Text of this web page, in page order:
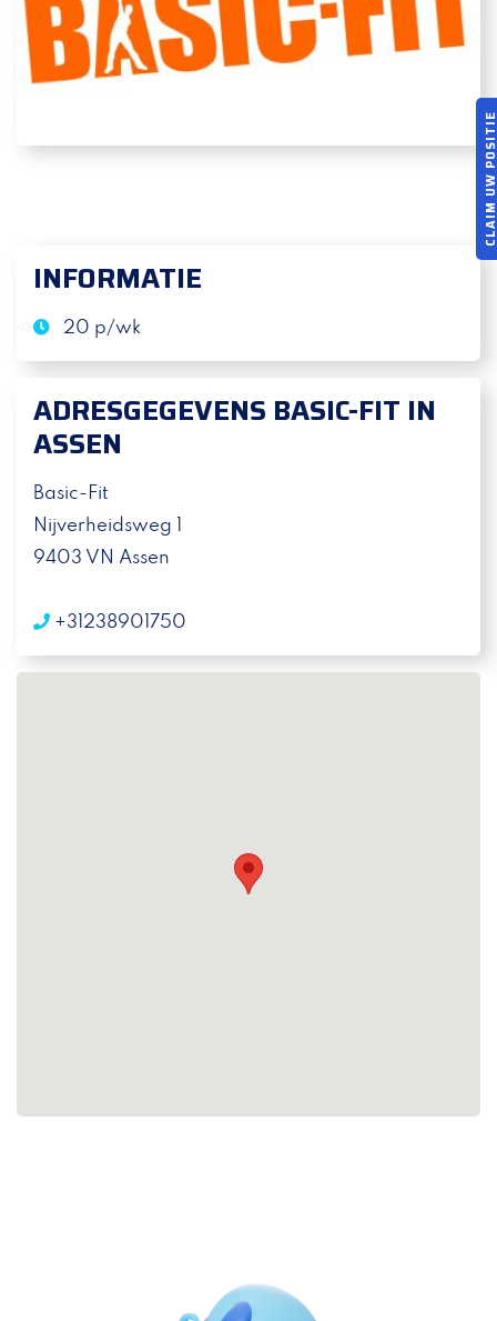
CLAIM
INFORMATIE
20 p/wk
ADRESGEGEVENS BASIC-FIT IN
ASSEN
Basic-Fit
Nijverheidsweg 1
9403 VN Assen
+31238901750